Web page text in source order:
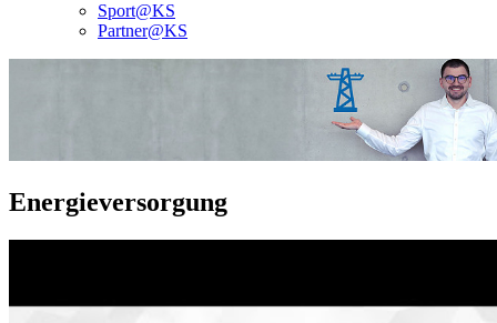
Sport@KS
Partner@KS
Energie­ver­sorg­ung